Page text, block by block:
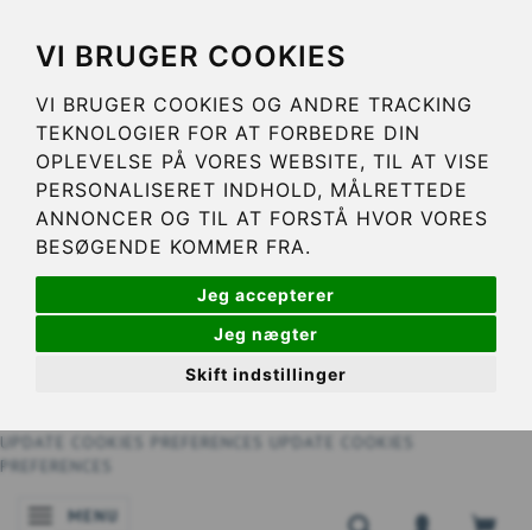
VI BRUGER COOKIES
VI BRUGER COOKIES OG ANDRE TRACKING
TEKNOLOGIER FOR AT FORBEDRE DIN
OPLEVELSE PÅ VORES WEBSITE, TIL AT VISE
PERSONALISERET INDHOLD, MÅLRETTEDE
ANNONCER OG TIL AT FORSTÅ HVOR VORES
BESØGENDE KOMMER FRA.
Jeg accepterer
Jeg nægter
Skift indstillinger
UPDATE COOKIES PREFERENCES
UPDATE COOKIES
PREFERENCES
NAVIGATIE IN-/UITSCHAKELEN
MENU